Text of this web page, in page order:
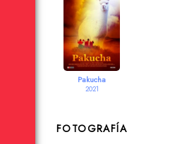
Pakucha
2021
FOTOGRAFÍA